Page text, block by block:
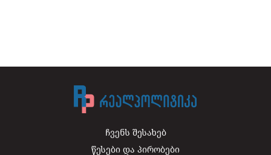
ჩვენს შესახებ
წესები და პირობები